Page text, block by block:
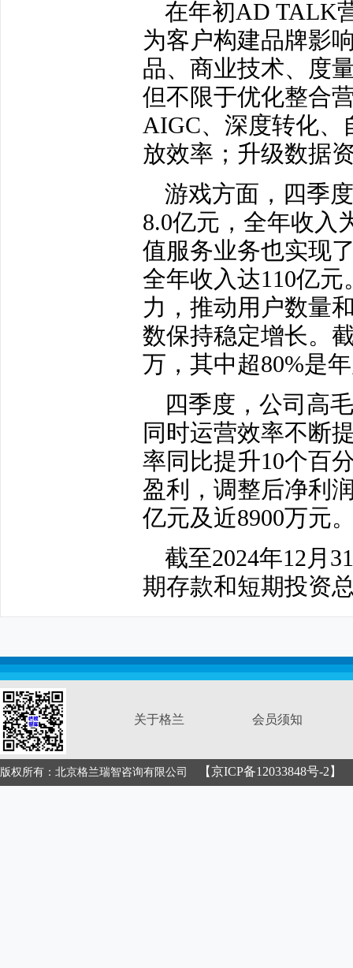
在年初AD TALK
为客户构建品牌影
品、商业技术、度
但不限于优化整合
AIGC、深度转化、
放效率；升级数据
游戏方面，四季
8.0亿元，全年收入
值服务业务也实现
全年收入达110亿
力，推动用户数量
数保持稳定增长。
万，其中超80%是
四季度，公司高
同时运营效率不断
率同比提升10个百
盈利，调整后净利
亿元及近8900万元
截至2024年12月
期存款和短期投资
关于格兰 会员须知
版权所有：北京格兰瑞智咨询有限公司 【京ICP备12033848号-2】